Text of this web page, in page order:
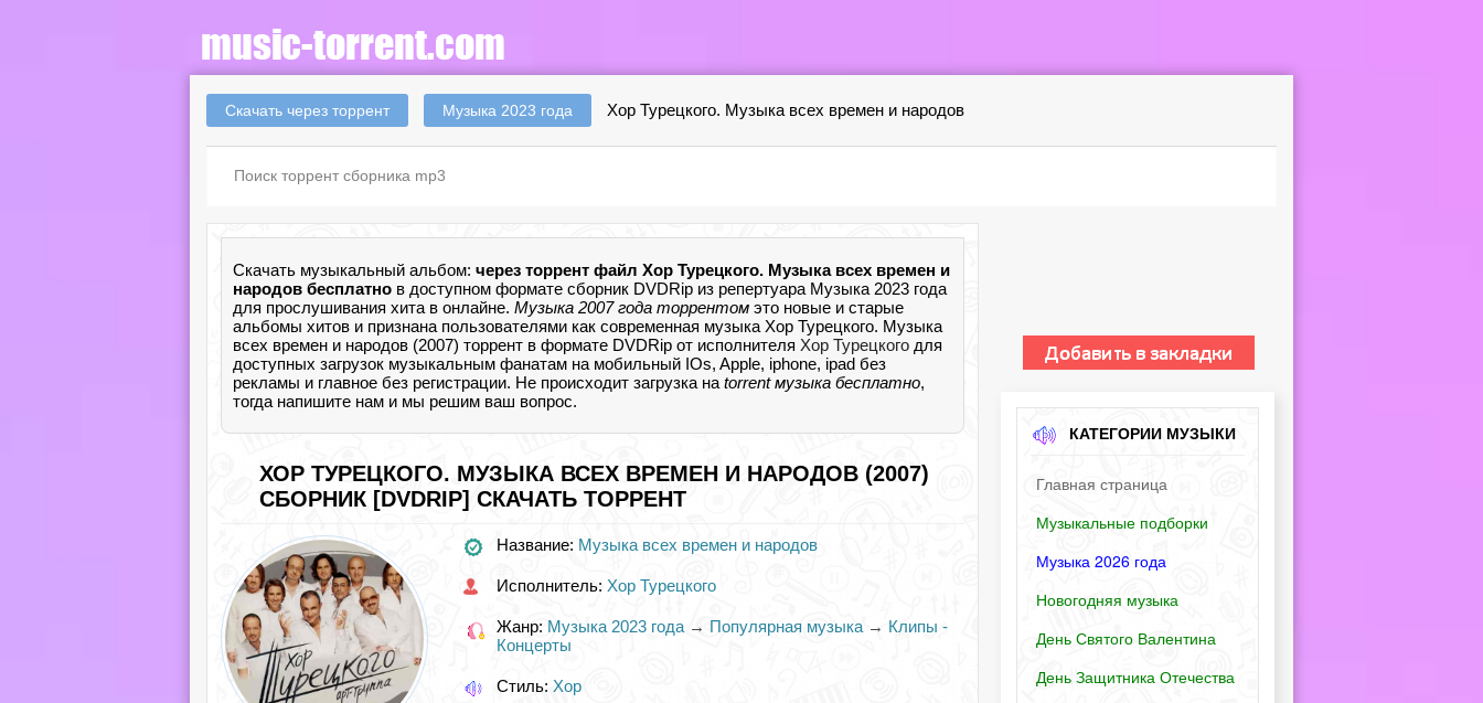
Скачать через торрент Музыка 2023 года Хор Турецкого. Музыка всех времен и народов
Скачать музыкальный альбом: через торрент файл Хор Турецкого. Музыка всех времен и
народов бесплатно в доступном формате сборник DVDRip из репертуара Музыка 2023 года
для прослушивания хита в онлайне. Музыка 2007 года торрентом это новые и старые
альбомы хитов и признана пользователями как современная музыка Хор Турецкого. Музыка
всех времен и народов (2007) торрент в формате DVDRip от исполнителя Хор Турецкого для
доступных загрузок музыкальным фанатам на мобильный IOs, Apple, iphone, ipad без
рекламы и главное без регистрации. Не происходит загрузка на torrent музыка бесплатно,
тогда напишите нам и мы решим ваш вопрос.
ХОР ТУРЕЦКОГО. МУЗЫКА ВСЕХ ВРЕМЕН И НАРОДОВ (2007)
СБОРНИК [DVDRIP] СКАЧАТЬ ТОРРЕНТ
Название: Музыка всех времен и народов
Исполнитель: Хор Турецкого
Жанр: Музыка 2023 года → Популярная музыка → Клипы -
Концерты
Стиль: Хор
КАТЕГОРИИ МУЗЫКИ
Главная страница
Музыкальные подборки
Музыка 2026 года
Новогодняя музыка
День Святого Валентина
День Защитника Отечества